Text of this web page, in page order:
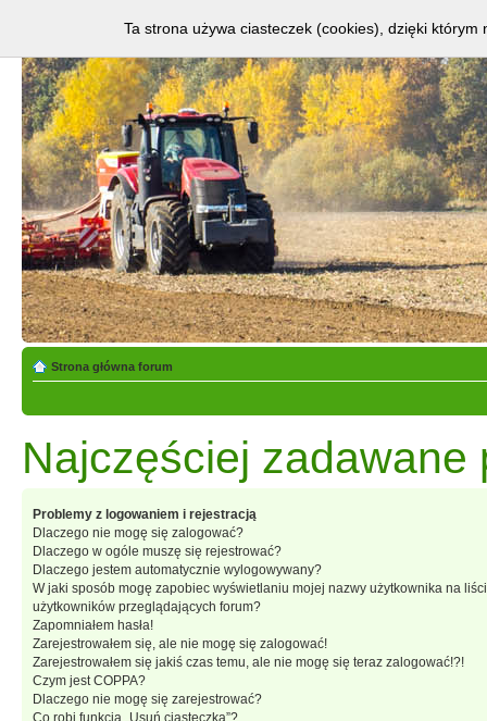
Strona główna forum
Najczęściej zadawane
Problemy z logowaniem i rejestracją
Dlaczego nie mogę się zalogować?
Dlaczego w ogóle muszę się rejestrować?
Dlaczego jestem automatycznie wylogowywany?
W jaki sposób mogę zapobiec wyświetlaniu mojej nazwy użytkownika na
użytkowników przeglądających forum?
Zapomniałem hasła!
Zarejestrowałem się, ale nie mogę się zalogować!
Zarejestrowałem się jakiś czas temu, ale nie mogę się teraz zalogować!?!
Czym jest COPPA?
Dlaczego nie mogę się zarejestrować?
Co robi funkcja „Usuń ciasteczka”?
Ta strona używa ciasteczek (cookies), dzięki którym